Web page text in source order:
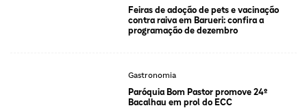
Feiras de adoção de pets e vacinação
contra raiva em Barueri: confira a
programação de dezembro
Gastronomia
Paróquia Bom Pastor promove 24º
Bacalhau em prol do ECC